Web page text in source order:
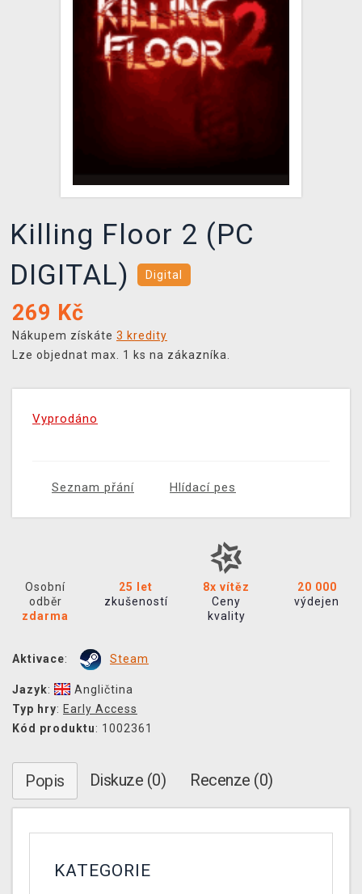
XZONE KLUB
TCG & BOARDGAME HUB
Killing Floor 2 (PC
DIGITAL)
Digital
269 Kč
Nákupem získáte 3 kredity
Lze objednat max. 1 ks na zákazníka.
Vyprodáno
Seznam přání Hlídací pes
Osobní
odběr
zdarma
25 let
zkušeností
8x vítěz
Ceny
kvality
20 000
výdejen
Aktivace: Steam
Jazyk:
Angličtina
Typ hry: Early Access
Kód produktu: 1002361
Popis Diskuze (0) Recenze (0)
KATEGORIE